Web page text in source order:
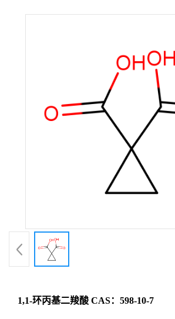
1,1-环丙基二羧酸 CAS：598-10-7